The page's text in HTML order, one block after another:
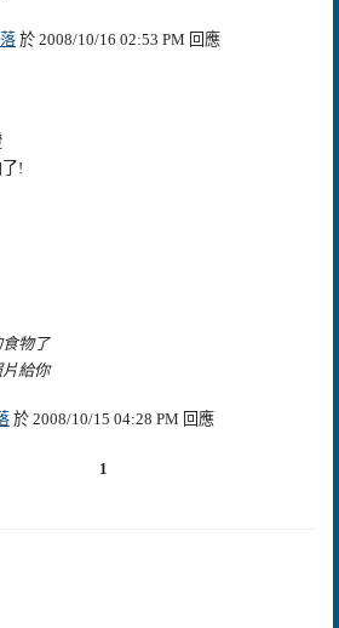
於 2008/10/16 02:53 PM 回應
!
物了
給你
於 2008/10/15 04:28 PM 回應
1